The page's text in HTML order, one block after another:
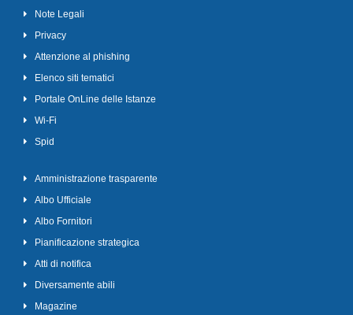
Note Legali
Privacy
Attenzione al phishing
Elenco siti tematici
Portale OnLine delle Istanze
Wi-Fi
Spid
Amministrazione trasparente
Albo Ufficiale
Albo Fornitori
Pianificazione strategica
Atti di notifica
Diversamente abili
Magazine